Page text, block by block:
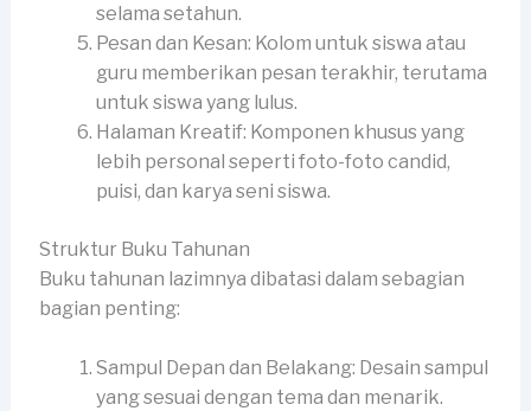
selama setahun.
Pesan dan Kesan: Kolom untuk siswa atau
guru memberikan pesan terakhir, terutama
untuk siswa yang lulus.
Halaman Kreatif: Komponen khusus yang
lebih personal seperti foto-foto candid,
puisi, dan karya seni siswa.
Struktur Buku Tahunan
Buku tahunan lazimnya dibatasi dalam sebagian
bagian penting:
Sampul Depan dan Belakang: Desain sampul
yang sesuai dengan tema dan menarik.